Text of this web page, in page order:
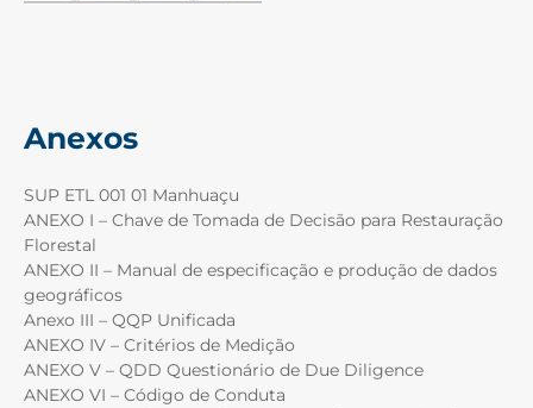
Anexos
SUP ETL 001 01 Manhuaçu
ANEXO I – Chave de Tomada de Decisão para Restauração
Florestal
ANEXO II – Manual de especificação e produção de dados
geográficos
Anexo III – QQP Unificada
ANEXO IV – Critérios de Medição
ANEXO V – QDD Questionário de Due Diligence
ANEXO VI – Código de Conduta